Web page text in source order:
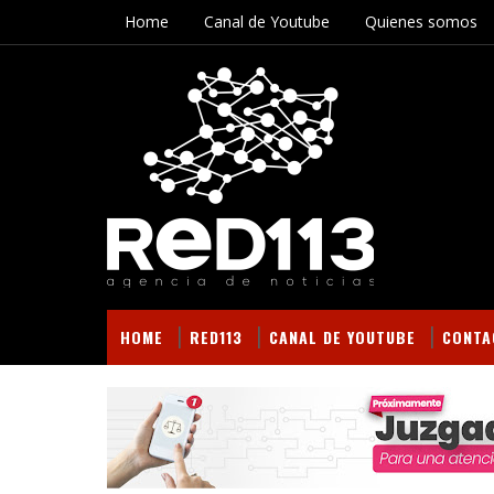
Home Canal de Youtube Quienes somos
HOME RED113 CANAL DE YOUTUBE